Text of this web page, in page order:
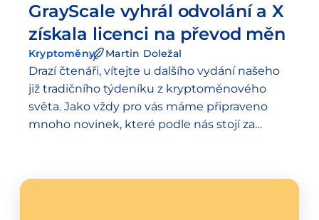
GrayScale vyhrál odvolání a X
získala licenci na převod měn
Kryptoměny Martin Doležal
Drazí čtenáři, vítejte u dalšího vydání našeho
již tradičního týdeníku z kryptoměnového
světa. Jako vždy pro vás máme připraveno
mnoho novinek, které podle nás stojí za